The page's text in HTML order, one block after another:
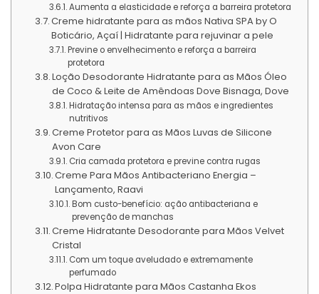
Aumenta a elasticidade e reforça a barreira protetora
Creme hidratante para as mãos Nativa SPA by O
Boticário, Açaí | Hidratante para rejuvinar a pele
Previne o envelhecimento e reforça a barreira
protetora
Loção Desodorante Hidratante para as Mãos Óleo
de Coco & Leite de Amêndoas Dove Bisnaga, Dove
Hidratação intensa para as mãos e ingredientes
nutritivos
Creme Protetor para as Mãos Luvas de Silicone
Avon Care
Cria camada protetora e previne contra rugas
Creme Para Mãos Antibacteriano Energia –
Lançamento, Raavi
Bom custo-benefício: ação antibacteriana e
prevenção de manchas
Creme Hidratante Desodorante para Mãos Velvet
Cristal
Com um toque aveludado e extremamente
perfumado
Polpa Hidratante para Mãos Castanha Ekos